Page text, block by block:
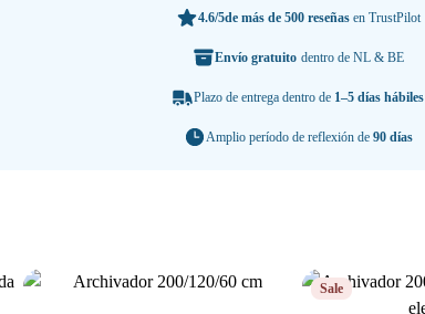
4.6/5de más de 500 reseñasen TrustPilot
Envío gratuito dentro de NL & BE
Plazo de entrega dentro de 1–5 días hábiles
Amplio período de reflexión de 90 días
Sale